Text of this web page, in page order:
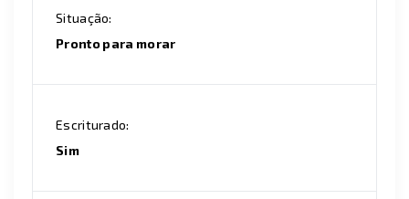
Situação:
Pronto para morar
Escriturado:
Sim